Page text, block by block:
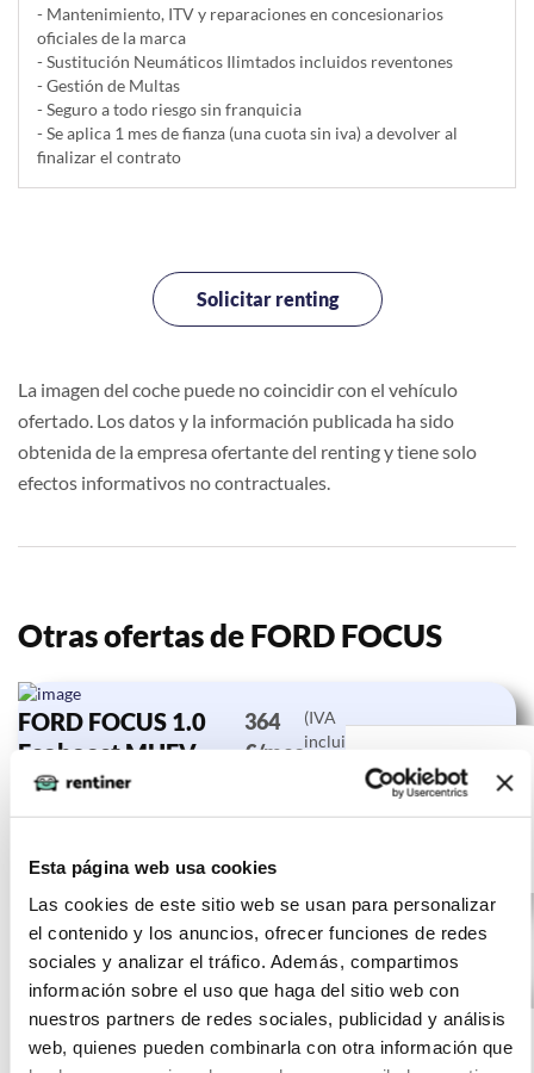
Esta página web usa cookies
Las cookies de este sitio web se usan para personalizar
el contenido y los anuncios, ofrecer funciones de redes
sociales y analizar el tráfico. Además, compartimos
información sobre el uso que haga del sitio web con
nuestros partners de redes sociales, publicidad y análisis
web, quienes pueden combinarla con otra información que
- Mantenimiento, ITV y reparaciones en concesionarios
oficiales de la marca
- Sustitución Neumáticos Ilimtados incluidos reventones
- Gestión de Multas
- Seguro a todo riesgo sin franquicia
- Se aplica 1 mes de fianza (una cuota sin iva) a devolver al
finalizar el contrato
Solicitar renting
La imagen del coche puede no coincidir con el vehículo
ofertado. Los datos y la información publicada ha sido
obtenida de la empresa ofertante del renting y tiene solo
efectos informativos no contractuales.
Otras ofertas de FORD FOCUS
FORD FOCUS 1.0
Ecoboost MHEV
92kW ST-Line
364
€/mes
(IVA
incluido)
10000 kmmeses
FORD FOCUS 1.5
Ecoblue 88kW
Titanium
337
€/mes
(IVA
incluido)
10000
24